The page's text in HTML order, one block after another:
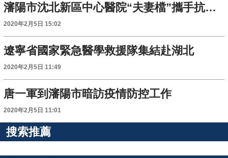
瀋陽市沈北新區中心醫院“夫妻檔”攜手抗擊疫情
2020年2月5日 15:02
遼寧省國家緊急醫學救援隊集結赴湖北
2020年2月5日 11:49
唐一軍到瀋陽市暗訪疫情防控工作
2020年2月5日 11:01
搜索推薦